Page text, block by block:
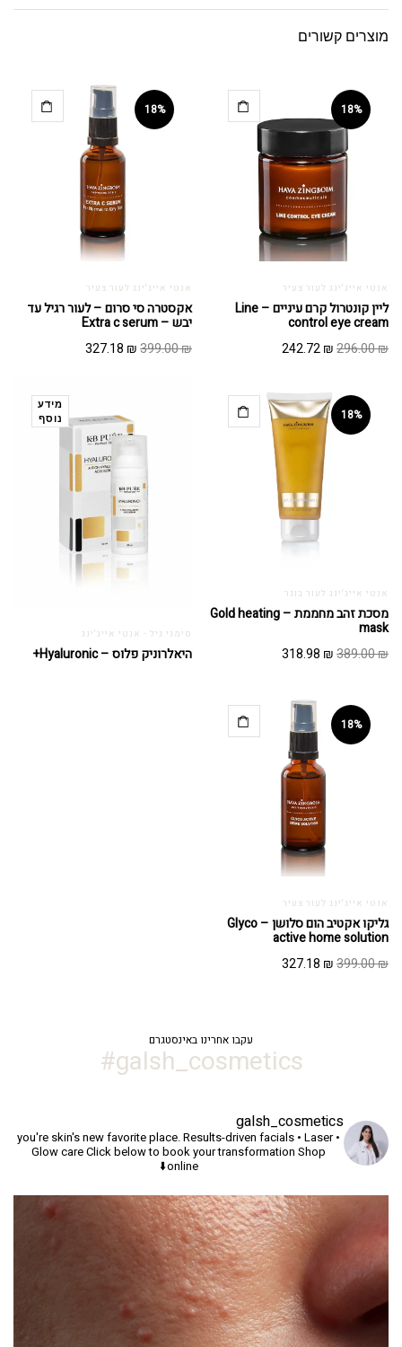
מוצרים קשורים
18%
אנטי אייג'ינג לעור צעיר
ליין קונטרול קרם עיניים – Line
control eye cream
296.00₪
המחיר
296.00 ₪.
242.72₪
המחיר
242.72 ₪.
18%
אנטי אייג'ינג לעור צעיר
אקסטרה סי סרום – לעור רגיל עד
יבש – Extra c serum
399.00₪
המחיר327.18 ₪
המחיר
327.18 ₪.
18%
אנטי אייג'ינג לעור בוגר
מסכת זהב מחממת – Gold heating
mask
389.00₪
המחיר
389.00 ₪.
318.98 ₪
המחיר
318.98 ₪.
מידע
נוסף
סימני גיל - אנטי אייג'ינג
היאלרוניק פלוס – Hyaluronic+
18%
אנטי אייג'ינג לעור צעיר
גליקו אקטיב הום סלושן – Glyco
active home solution
399.00₪
המחיר327.18 ₪
המחיר
עקבו אחרינו באינסטגרם
galsh_cosmetics#
galsh_cosmetics
you're skin's new favorite place.Results-driven facials • Laser •
Glow careClick below to book your transformation Shop
online⬇️